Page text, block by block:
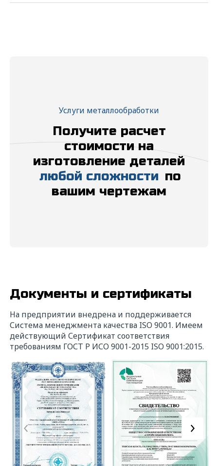
Услуги металлообработки
Получите расчет
стоимости на
изготовление деталей
любой сложности по
вашим чертежам
Документы и сертификаты
На предприятии внедрена и поддерживается
Система менеджмента качества ISO 9001. Имеем
действующий Сертификат соответствия
требованиям ГОСТ Р ИСО 9001-2015 ISO 9001:2015.
"Политикой обработки персональных